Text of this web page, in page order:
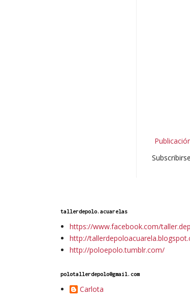
tallerdepolo.acuarelas
https://www.facebook.com/
http://
http://poloepolo.tumblr.com/
polotallerdepolo@gmail.com
Carlota